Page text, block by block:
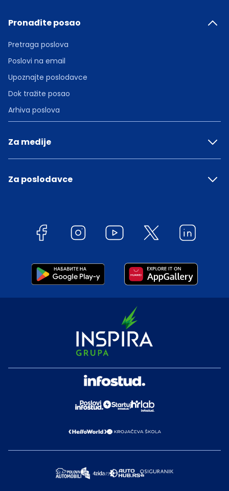
Pronađite posao
Pretraga poslova
Poslovi na email
Upoznajte poslodavce
Dok tražite posao
Arhiva poslova
Za medije
Za poslodavce